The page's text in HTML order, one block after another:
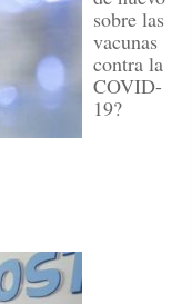
sobre las
vacunas
contra la
COVID-
19?